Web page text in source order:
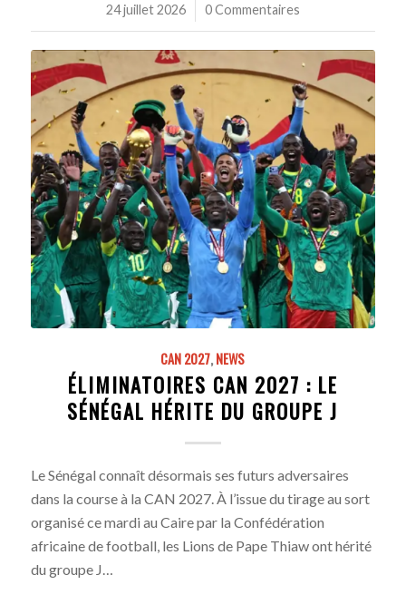
24 juillet 2026
/ 0 Commentaires
CAN 2027,NEWS
ÉLIMINATOIRES CAN 2027 : LE
SÉNÉGAL HÉRITE DU GROUPE J
Le Sénégal connaît désormais ses futurs adversaires
dans la course à la CAN 2027. À l’issue du tirage au sort
organisé ce mardi au Caire par la Confédération
africaine de football, les Lions de Pape Thiaw ont hérité
du groupe J…